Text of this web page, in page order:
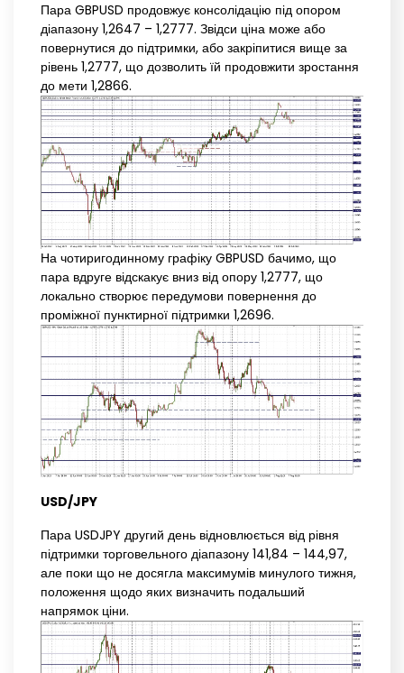
Пара GBPUSD продовжує консолідацію під опором
діапазону 1,2647 – 1,2777. Звідси ціна може або
повернутися до підтримки, або закріпитися вище за
рівень 1,2777, що дозволить їй продовжити зростання
до мети 1,2866.
На чотиригодинному графіку GBPUSD бачимо, що
пара вдруге відскакує вниз від опору 1,2777, що
локально створює передумови повернення до
проміжної пунктирної підтримки 1,2696.
USD/JPY
Пара USDJPY другий день відновлюється від рівня
підтримки торговельного діапазону 141,84 – 144,97,
але поки що не досягла максимумів минулого тижня,
положення щодо яких визначить подальший
напрямок ціни.